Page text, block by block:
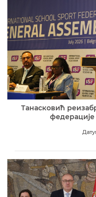
Танасковић